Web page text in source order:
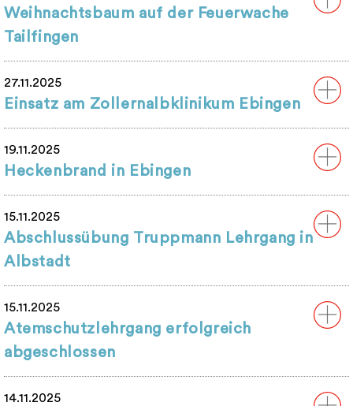
Weihnachtsbaum auf der Feuerwache
Tailfingen
27.11.2025
Einsatz am Zollernalbklinikum Ebingen
19.11.2025
Heckenbrand in Ebingen
15.11.2025
Abschlussübung Truppmann Lehrgang in
Albstadt
15.11.2025
Atemschutzlehrgang erfolgreich
abgeschlossen
14.11.2025